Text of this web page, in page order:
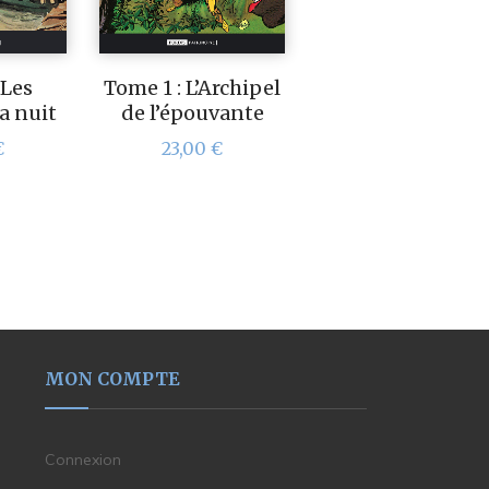
nuit
Tome 1 : L’Archipel
de l’épouvante
23,00 €
MON COMPTE
Connexion